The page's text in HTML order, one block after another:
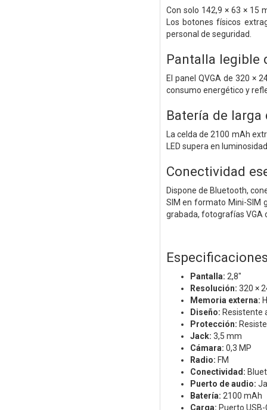
Con solo 142,9 × 63 × 15
Los botones físicos
personal de seguridad.
Pantalla legible
El panel QVGA de 320 ×
consumo energético y
Batería de
La celda de 2100 mAh
LED supera en
Conectividad
Dispone de Bluetooth,
SIM en formato Mini-SIM
grabada, fotografías VGA
Pantalla: 2,8"
Resolución: 320 ×
Memoria externa:
Diseño: Resistente
Protección:
Jack: 3,5 mm
Cámara: 0,3 MP
Radio: FM
Conectividad:
Puerto de audio:
Batería: 2100 mAh
Carga: Puerto USB-